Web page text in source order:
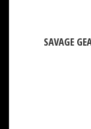
SAVAGE